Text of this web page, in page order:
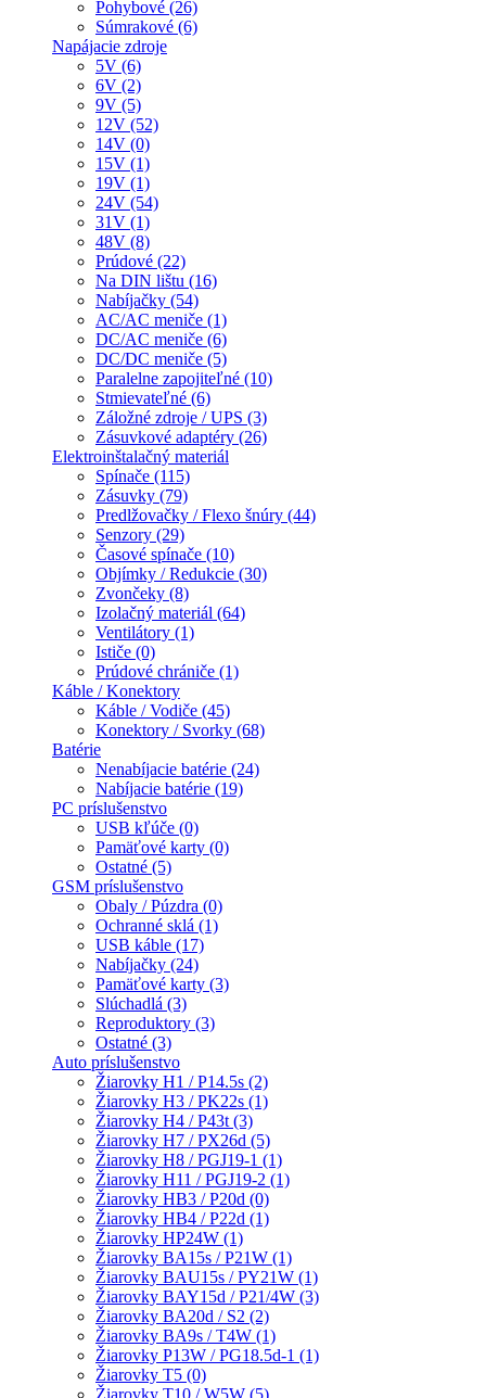
Pohybové (26)
Súmrakové (6)
Napájacie zdroje
5V (6)
6V (2)
9V (5)
12V (52)
14V (0)
15V (1)
19V (1)
24V (54)
31V (1)
48V (8)
Prúdové (22)
Na DIN lištu (16)
Nabíjačky (54)
AC/AC meniče (1)
DC/AC meniče (6)
DC/DC meniče (5)
Paralelne zapojiteľné (10)
Stmievateľné (6)
Záložné zdroje / UPS (3)
Zásuvkové adaptéry (26)
Elektroinštalačný materiál
Spínače (115)
Zásuvky (79)
Predlžovačky / Flexo šnúry (44)
Senzory (29)
Časové spínače (10)
Objímky / Redukcie (30)
Zvončeky (8)
Izolačný materiál (64)
Ventilátory (1)
Ističe (0)
Prúdové chrániče (1)
Káble / Konektory
Káble / Vodiče (45)
Konektory / Svorky (68)
Batérie
Nenabíjacie batérie (24)
Nabíjacie batérie (19)
PC príslušenstvo
USB kľúče (0)
Pamäťové karty (0)
Ostatné (5)
GSM príslušenstvo
Obaly / Púzdra (0)
Ochranné sklá (1)
USB káble (17)
Nabíjačky (24)
Pamäťové karty (3)
Slúchadlá (3)
Reproduktory (3)
Ostatné (3)
Auto príslušenstvo
Žiarovky H1 / P14.5s (2)
Žiarovky H3 / PK22s (1)
Žiarovky H4 / P43t (3)
Žiarovky H7 / PX26d (5)
Žiarovky H8 / PGJ19-1 (1)
Žiarovky H11 / PGJ19-2 (1)
Žiarovky HB3 / P20d (0)
Žiarovky HB4 / P22d (1)
Žiarovky HP24W (1)
Žiarovky BA15s / P21W (1)
Žiarovky BAU15s / PY21W (1)
Žiarovky BAY15d / P21/4W (3)
Žiarovky BA20d / S2 (2)
Žiarovky BA9s / T4W (1)
Žiarovky P13W / PG18.5d-1 (1)
Žiarovky T5 (0)
Žiarovky T10 / W5W (5)